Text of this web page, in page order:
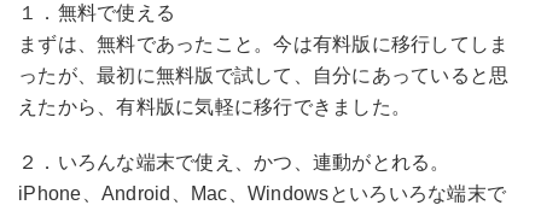
１．無料で使える
まずは、無料であったこと。今は有料版に移行してしま
ったが、最初に無料版で試して、自分にあっていると思
えたから、有料版に気軽に移行できました。
２．いろんな端末で使え、かつ、連動がとれる。
iPhone、Android、Mac、Windowsといろいろな端末で